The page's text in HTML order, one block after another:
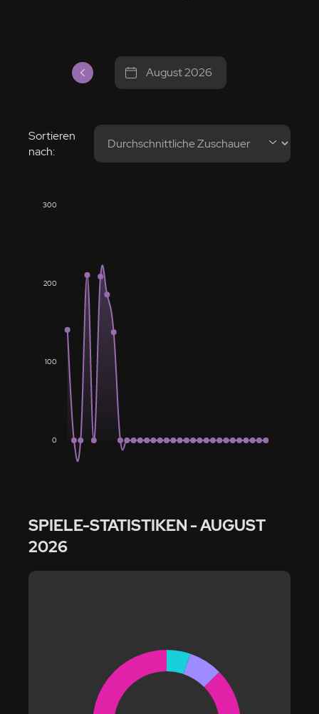
August 2026
Sortieren
nach:
0
100
200
300
SPIELE-STATISTIKEN - AUGUST
2026